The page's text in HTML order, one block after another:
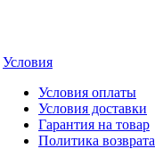
Условия
Условия оплаты
Условия доставки
Гарантия на товар
Политика возврата